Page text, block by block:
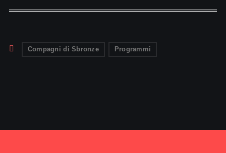
Compagni di Sbronze Programmi